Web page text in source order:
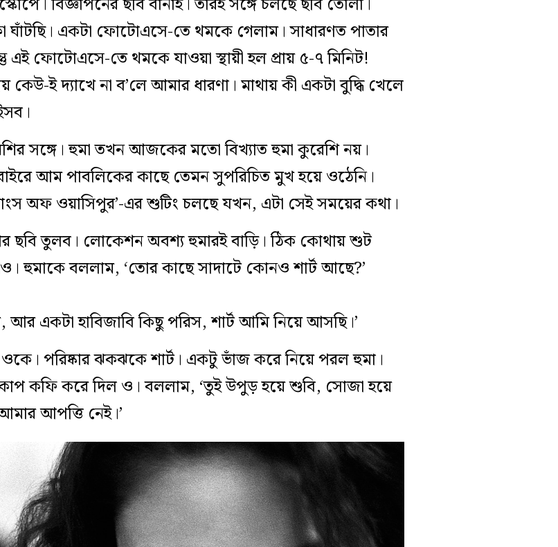
ঘাঁটছি। একটা ফোটোএসে-তে থমকে গেলাম। সাধারণত পাতার
এই ফোটোএসে-তে থমকে যাওয়া স্থায়ী হল প্রায় ৫-৭ মিনিট!
ই দ্যাখে না ব’লে আমার ধারণা। মাথায় কী একটা বুদ্ধি খেলে
সঙ্গে। হুমা তখন আজকের মতো বিখ্যাত হুমা কুরেশি নয়।
বাইরে আম পাবলিকের কাছে তেমন সুপরিচিত মুখ হয়ে ওঠেনি।
অফ ওয়াসিপুর’-এর শুটিং চলছে যখন, এটা সেই সময়ের কথা।
ছবি তুলব। লোকেশন অবশ্য হুমারই বাড়ি। ঠিক কোথায় শুট
হুমাকে বললাম, ‘তোর কাছে সাদাটে কোনও শার্ট আছে?’
একটা হাবিজাবি কিছু পরিস, শার্ট আমি নিয়ে আসছি।’
ওকে। পরিষ্কার ঝকঝকে শার্ট। একটু ভাঁজ করে নিয়ে পরল হুমা।
কফি করে দিল ও। বললাম, ‘তুই উপুড় হয়ে শুবি, সোজা হয়ে
আপত্তি নেই।’